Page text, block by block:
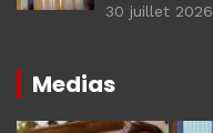
30 juillet 2026
Medias